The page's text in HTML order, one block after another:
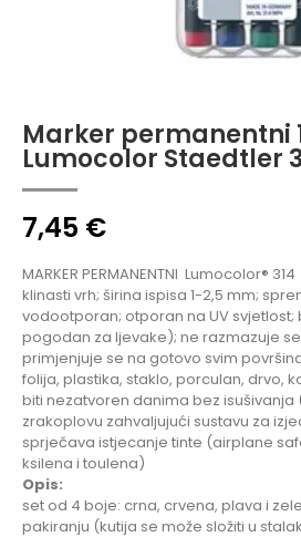
Marker permanentni
Lumocolor Staedtler
7,45 €
MARKER PERMANENTNI Lumocolor® 314
klinasti vrh; širina ispisa 1-2,5 mm;
vodootporan; otporan na UV svjetlost;
pogodan za ljevake); ne razmazuje
primjenjuje se na gotovo svim
folija, plastika, staklo, porculan, drvo,
biti nezatvoren danima bez isušivanja
zrakoplovu zahvaljujući sustavu za
sprječava istjecanje tinte (airplane
ksilena i toulena)
Opis:
set od 4 boje: crna, crvena, plava i
pakiranju (kutija se može složiti u